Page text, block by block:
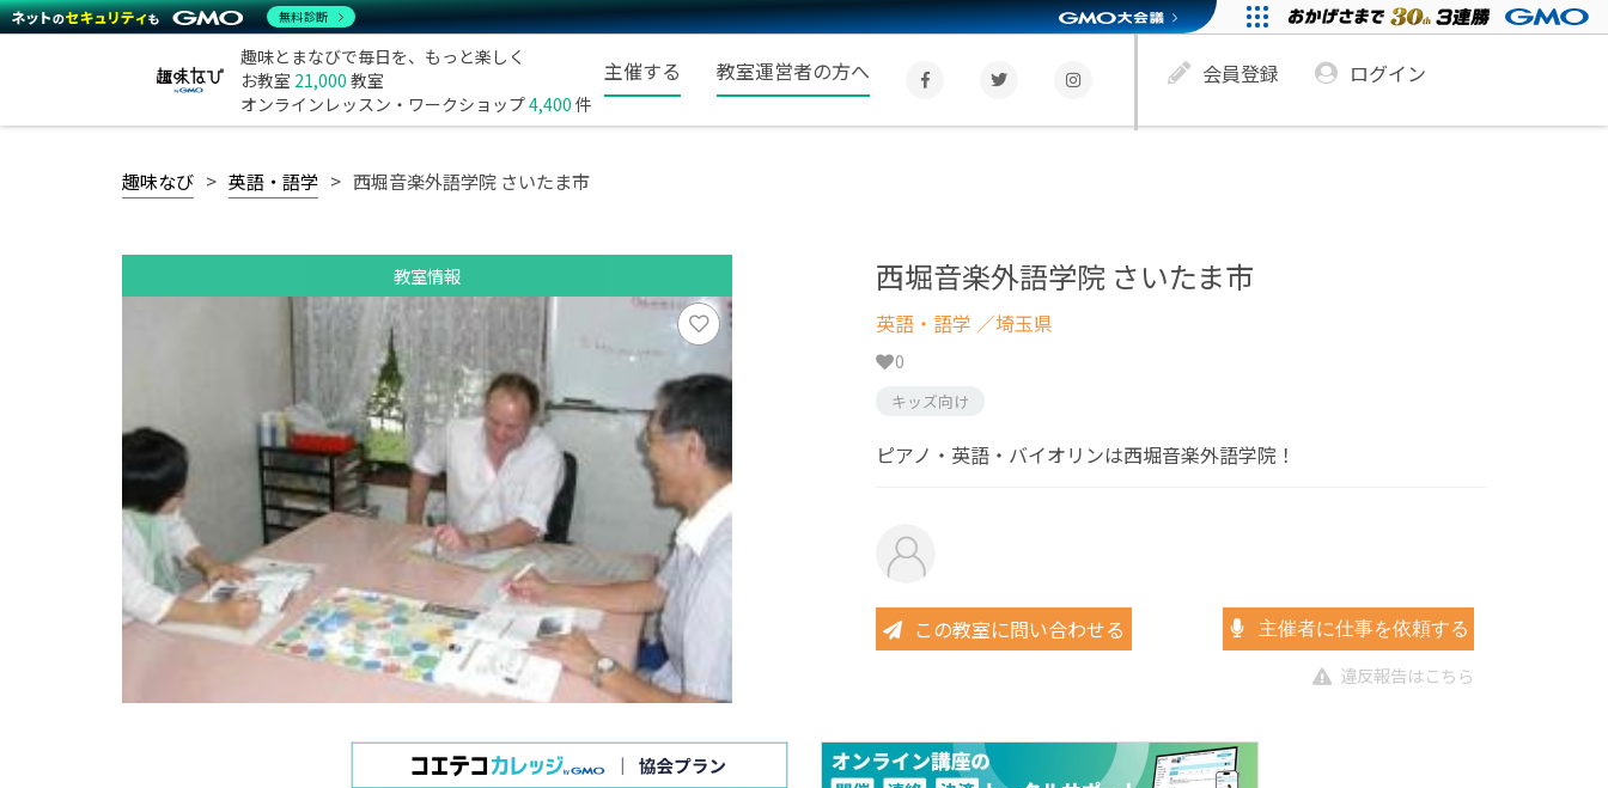
趣味とまなびで毎日を、もっと楽しく
お教室 21,000 教室
オンラインレッスン・ワークショップ4,400 件
主催する 教室運営者の方へ 会員登録 ログイン
趣味なび 英語・語学 西堀音楽外語学院 さいたま市
教室情報 西堀音楽外語学院 さいたま市
英語・語学 ／埼玉県
0
キッズ向け
ピアノ・英語・バイオリンは西堀音楽外語学院！
この教室に問い合わせる 主催者に仕事を依頼する
違反報告はこちら
無料診断